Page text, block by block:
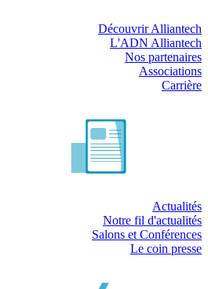
Découvrir Alliantech
L'ADN Alliantech
Nos partenaires
Associations
Carrière
Actualités
Notre fil d'actualités
Salons et Conférences
Le coin presse